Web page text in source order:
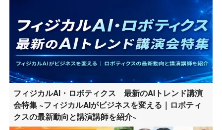
フィジカルAI・ロボティクス 最新のAIトレンド講演
会特集 ~フィジカルAIがビジネスを変える｜ロボティ
クスの最新動向と講演講師を紹介~